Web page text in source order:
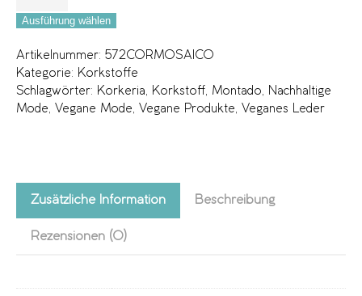
Ausführung wählen
Artikelnummer: 572CORMOSAICO
Kategorie: Korkstoffe
Schlagwörter: Korkeria Korkstoff Montado
Nachhaltige
Mode
Vegane Mode Vegane Produkte Veganes Leder
Zusätzliche Information Beschreibung
Rezensionen (0)